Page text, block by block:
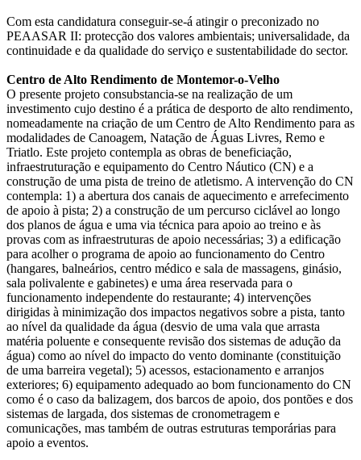
Com esta candidatura conseguir-se-á atingir o preconizado no
PEAASAR II: protecção dos valores ambientais; universalidade, da
continuidade e da qualidade do serviço e sustentabilidade do sector.
Centro de Alto Rendimento de Montemor-o-Velho
O presente projeto consubstancia-se na realização de um
investimento cujo destino é a prática de desporto de alto rendimento,
nomeadamente na criação de um Centro de Alto Rendimento para as
modalidades de Canoagem, Natação de Águas Livres, Remo e
Triatlo. Este projeto contempla as obras de beneficiação,
infraestruturação e equipamento do Centro Náutico (CN) e a
construção de uma pista de treino de atletismo. A intervenção do CN
contempla: 1) a abertura dos canais de aquecimento e arrefecimento
de apoio à pista; 2) a construção de um percurso ciclável ao longo
dos planos de água e uma via técnica para apoio ao treino e às
provas com as infraestruturas de apoio necessárias; 3) a edificação
para acolher o programa de apoio ao funcionamento do Centro
(hangares, balneários, centro médico e sala de massagens, ginásio,
sala polivalente e gabinetes) e uma área reservada para o
funcionamento independente do restaurante; 4) intervenções
dirigidas à minimização dos impactos negativos sobre a pista, tanto
ao nível da qualidade da água (desvio de uma vala que arrasta
matéria poluente e consequente revisão dos sistemas de adução da
água) como ao nível do impacto do vento dominante (constituição
de uma barreira vegetal); 5) acessos, estacionamento e arranjos
exteriores; 6) equipamento adequado ao bom funcionamento do CN
como é o caso da balizagem, dos barcos de apoio, dos pontões e dos
sistemas de largada, dos sistemas de cronometragem e
comunicações, mas também de outras estruturas temporárias para
apoio a eventos.